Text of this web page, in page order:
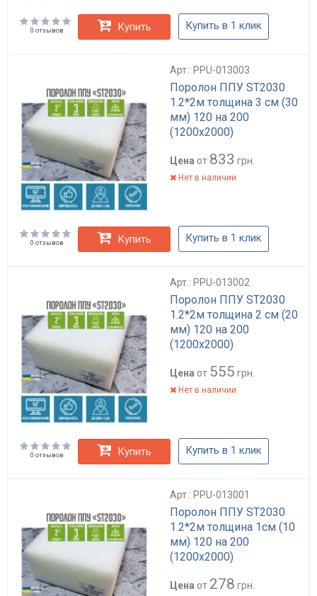
0 отзывов Купить Купить в 1 клик
Арт.: PPU-013003
Поролон ППУ ST2030
1.2*2м толщина 3 см (30
мм) 120 на 200
(1200х2000)
Цена от 833 грн.
Нет в наличии
0 отзывов Купить Купить в 1 клик
Арт.: PPU-013002
Поролон ППУ ST2030
1.2*2м толщина 2 см (20
мм) 120 на 200
(1200х2000)
Цена от 555 грн.
Нет в наличии
0 отзывов Купить Купить в 1 клик
Арт.: PPU-013001
Поролон ППУ ST2030
1.2*2м толщина 1см (10
мм) 120 на 200
(1200х2000)
Цена от 278 грн.